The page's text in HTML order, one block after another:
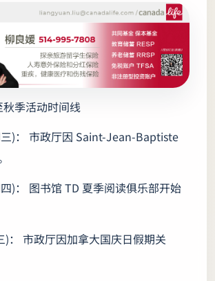
季活动时间线
)： 市政厅因 Saint-Jean-Baptiste
)： 图书馆 TD 夏季阅读俱乐部开始
)： 市政厅因加拿大国庆日假期关